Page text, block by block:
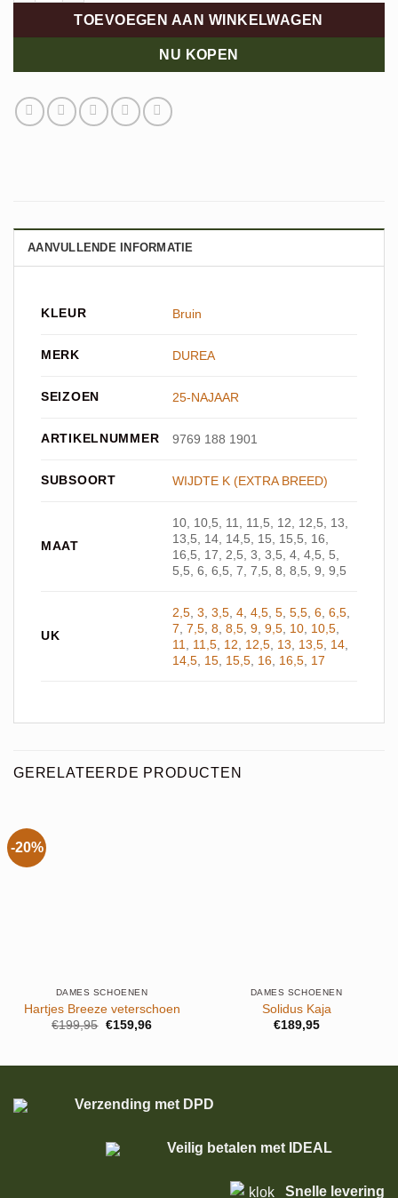
TOEVOEGEN AAN WINKELWAGEN
NU KOPEN
AANVULLENDE INFORMATIE
KLEUR Bruin
MERK DUREA
SEIZOEN 25-NAJAAR
ARTIKELNUMMER 9769 188 1901
SUBSOORT WIJDTE K (EXTRA BREED)
MAAT
10, 10,5, 11, 11,5, 12, 12,5, 13,
13,5, 14, 14,5, 15, 15,5, 16,
16,5, 17, 2,5, 3, 3,5, 4, 4,5, 5,
5,5, 6, 6,5, 7, 7,5, 8, 8,5, 9, 9,5
UK
2,5 ,3 ,3,5 ,4 ,4,5 ,5 ,5,5 ,6 ,6,5
7 ,7,5 ,8 ,8,5 ,9 ,9,5 10 10,5
11
11,5 12 12,5 13 13,5 14
14,5 15 15,5 16 16,5 17
GERELATEERDE PRODUCTEN
-20%
DAMES SCHOENEN
Hartjes Breeze veterschoen
€199,95 Oorspronkelijke
€159,96Huidige
DAMES SCHOENEN
Solidus Kaja
€189,95
Verzending met DPD
Veilig betalen met IDEAL
Snelle levering